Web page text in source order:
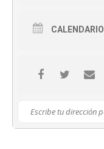
CALENDARIO